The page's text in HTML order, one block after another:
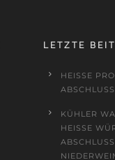
LETZTE
HEISSE
BSCHLUSS
KÜHLER
EISSE